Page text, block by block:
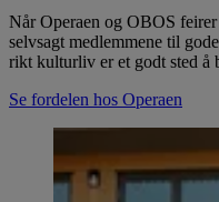
Når Operaen og OBOS
selvsagt medlemmene til
rikt kulturliv er et godt sted å
Se fordelen hos Operaen